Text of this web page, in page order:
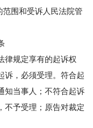
围和受诉人民法院管
规定享有的起诉权
诉，必须受理。符合起
知当事人；不符合起诉
不予受理；原告对裁定